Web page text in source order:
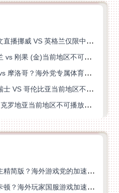
别慌！在国外看世界杯中文直播挪威 VS 英格兰仅限中国大陆？这篇指南帮你搞定
在海外看世界杯直播英格兰 vs 刚果 (金)当前地区不可播放？这篇指南帮你突破所有限制
在国外如何看世界杯巴西 vs 摩洛哥？海外党专属体育观赛指南来了
在国外看世界杯中文直播瑞士 VS 哥伦比亚当前地区不可播放？这篇指南帮你搞定
在国外看世界杯巴拿马 vs 克罗地亚当前地区不可播放？这篇指南帮你轻松解决海外体育直播难题
巴西怎么玩边锋四人斗地主精简版？海外游戏党的加速器终极选择
巴西怎么玩新笑傲江湖不卡顿？海外玩家国服游戏加速终极指南（附猫和老鼠一梦江湖实测）